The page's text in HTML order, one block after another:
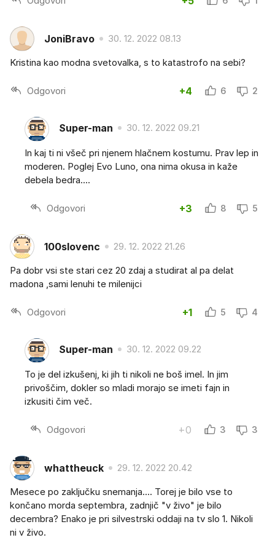
JoniBravo 30. 12. 2022 08.13
Kristina kao modna svetovalka, s to katastrofo na sebi?
Odgovori +4 6 2
Super-man 30. 12. 2022 09.21
In kaj ti ni všeč pri njenem hlačnem kostumu. Prav lep in
moderen. Poglej Evo Luno, ona nima okusa in kaže
debela bedra....
Odgovori +3 8 5
100slovenc 29. 12. 2022 21.26
Pa dobr vsi ste stari cez 20 zdaj a studirat al pa delat
madona ,sami lenuhi te milenijci
Odgovori +1 5 4
Super-man 30. 12. 2022 09.22
To je del izkušenj, ki jih ti nikoli ne boš imel. In jim
privoščim, dokler so mladi morajo se imeti fajn in
izkusiti čim več.
Odgovori +0 3 3
whattheuck 29. 12. 2022 20.42
Mesece po zaključku snemanja.... Torej je bilo vse to
končano morda septembra, zadnjič "v živo" je bilo
decembra? Enako je pri silvestrski oddaji na tv slo 1. Nikoli
ni v živo.